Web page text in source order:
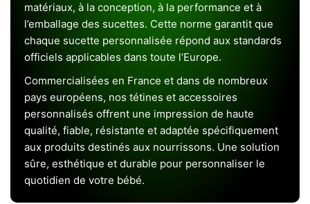
matériaux, à la conception, à la performance et à
l’emballage des sucettes. Cette norme garantit que
chaque sucette personnalisée répond aux standards
officiels applicables dans toute l’Europe.
Commercialisées en France et dans de nombreux
pays européens, nos tétines et accessoires
personnalisés offrent une impression de haute
qualité, fiable, résistante et adaptée spécifiquement
aux produits destinés aux nourrissons. Une solution
sûre, esthétique et durable pour personnaliser le
quotidien de votre bébé.